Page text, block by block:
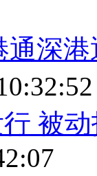
通深
被